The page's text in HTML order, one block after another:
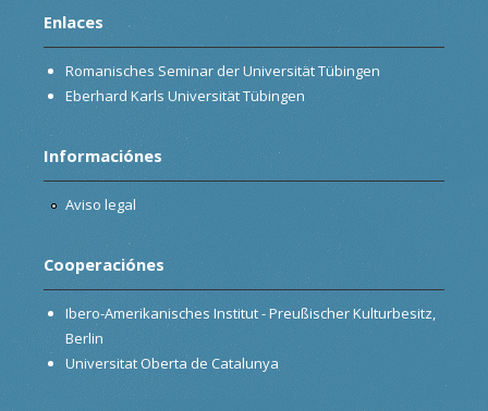
Enlaces
Romanisches Seminar der Universität Tübingen
Eberhard Karls Universität Tübingen
Informaciónes
Aviso legal
Cooperaciónes
Ibero-Amerikanisches Institut - Preußischer Kulturbesitz,
Berlin
Universitat Oberta de Catalunya